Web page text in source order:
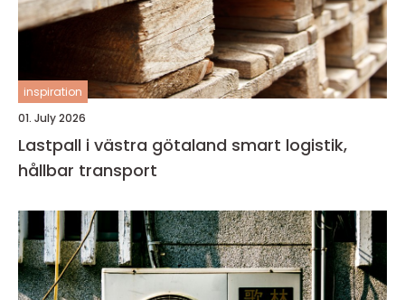
inspiration
01. July 2026
Lastpall i västra götaland smart logistik,
hållbar transport